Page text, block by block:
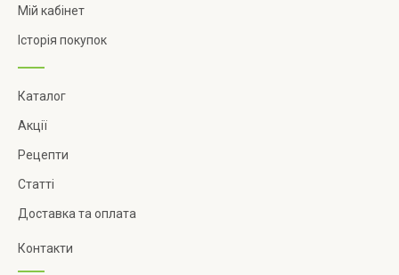
Мій кабінет
Історія покупок
Каталог
Акції
Рецепти
Статті
Доставка та оплата
Контакти